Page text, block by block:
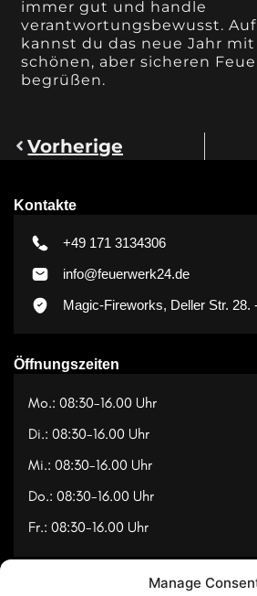
Manage
immer gut und handle
verantwortungsbewusst. Auf
kannst du das neue Jahr
schönen, aber sicheren
begrüßen.
Vorherige
Kontakte
+49 171 3134306
info@feuerwerk24.de
Magic-Fireworks, Deller Str. 28.
Öffnungszeiten
Mo.: 08:30-16.00 Uhr
Di.: 08:30-16.00 Uhr
Mi.: 08:30-16.00 Uhr
Do.: 08:30-16.00 Uhr
Fr.: 08:30-16.00 Uhr